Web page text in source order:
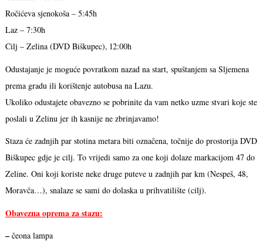
Ročićeva sjenokoša – 5:45h
Laz – 7:30h
Cilj – Zelina (DVD Biškupec), 12:00h
Odustajanje je moguće povratkom nazad na start, spuštanjem sa Sljemena
prema gradu ili korištenje autobusa na Lazu.
Ukoliko odustajete obavezno se pobrinite da vam netko uzme stvari koje ste
poslali u Zelinu jer ih kasnije ne zbrinjavamo!
Staza će zadnjih par stotina metara biti označena, točnije do prostorija DVD
Biškupec gdje je cilj. To vrijedi samo za one koji dolaze markacijom 47 do
Zeline. Oni koji koriste neke druge puteve u zadnjih par km (Nespeš, 48,
Moravča…), snalaze se sami do dolaska u prihvatilište (cilj).
Obavezna oprema za stazu:
–čeona lampa